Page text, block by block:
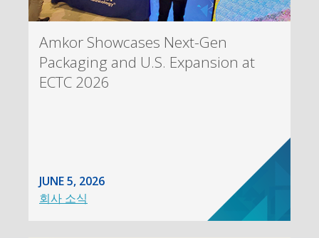
Amkor Showcases Next-Gen
Packaging and U.S. Expansion at
ECTC 2026
JUNE 5, 2026
회사 소식